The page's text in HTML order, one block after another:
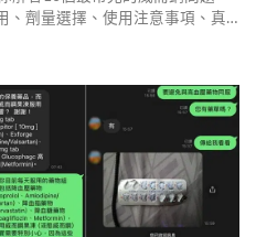
、劑量選擇、使用注意事項、真